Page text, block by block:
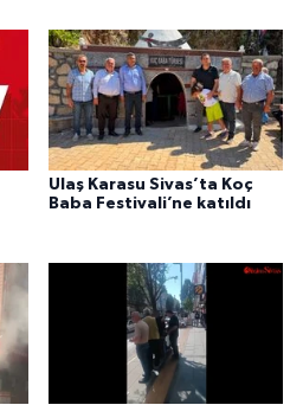
Ulaş Karasu Sivas’ta Koç
Baba Festivali’ne katıldı